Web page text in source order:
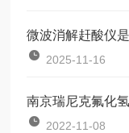
微波消解赶酸仪
2025-11-16
2022-11-08